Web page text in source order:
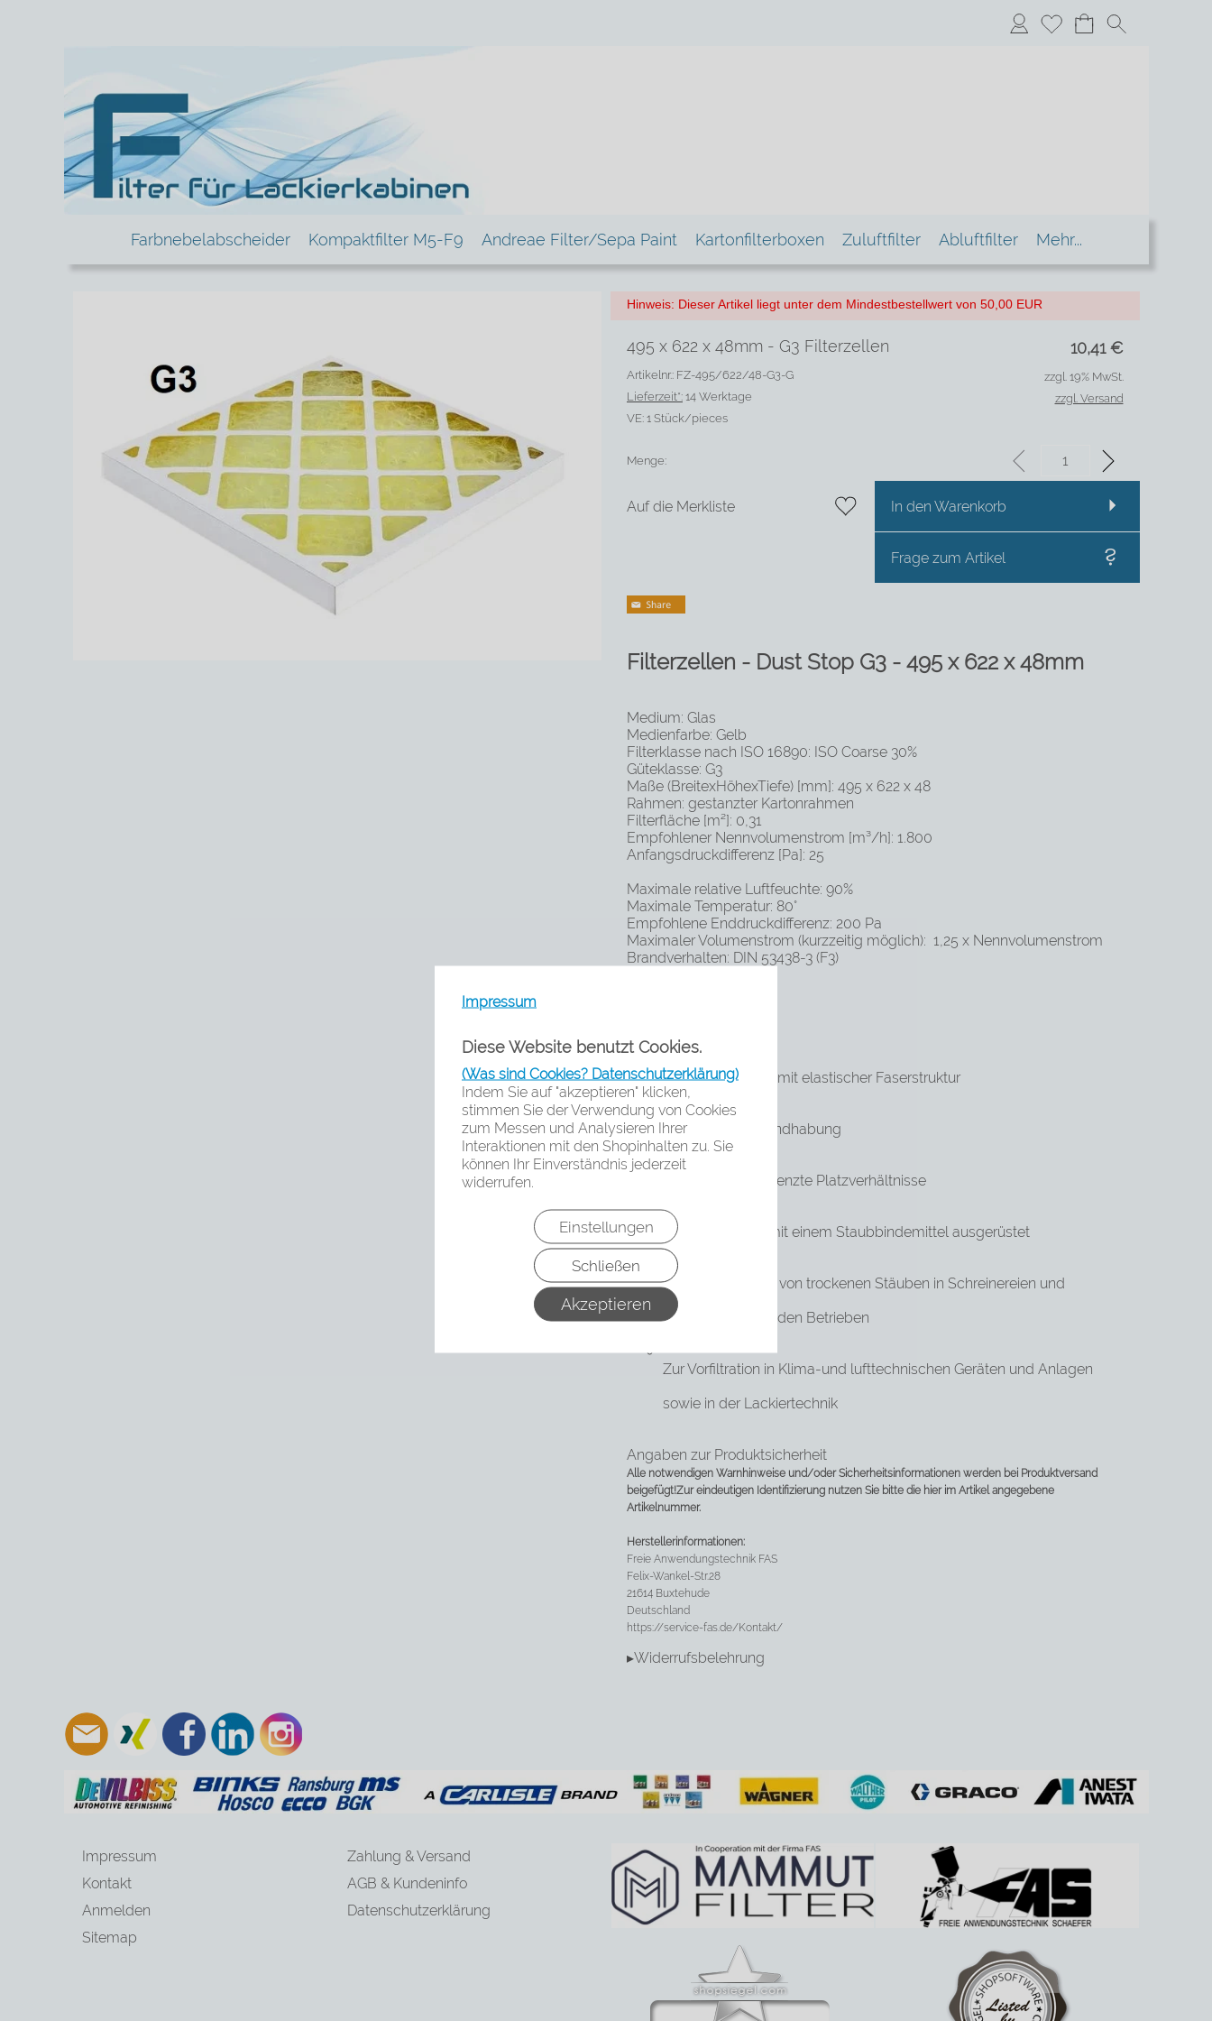
Impressum
Diese Website benutzt Cookies.
(Was sind Cookies? Datenschutzerklärung)
Indem Sie auf "akzeptieren" klicken,
stimmen Sie der Verwendung von Cookies
zum Messen und Analysieren Ihrer
Interaktionen mit den Shopinhalten zu. Sie
können Ihr Einverständnis jederzeit
widerrufen.
Einstellungen
Schließen
Akzeptieren
Farbnebelabscheider Kompaktfilter M5-F9 Andreae Filter/Sepa Paint Kartonfilterboxen Zuluftfilter Abluftfilter Mehr...
Hinweis: Dieser Artikel liegt unter dem Mindestbestellwert von 50,00 EUR
10,41€
495 x 622 x 48mm - G3 Filterzellen
Artikelnr.: FZ-495/622/48-G3-G
Lieferzeit*: 14 Werktage
VE: 1 Stück/pieces
zzgl. 19% MwSt.
zzgl. Versand
Menge:
Auf die Merkliste In den Warenkorb
Frage zum Artikel
Filterzellen - Dust Stop G3 - 495 x 622 x 48mm
Medium: Glas
Medienfarbe: Gelb
Filterklasse nach ISO 16890: ISO Coarse 30%
Güteklasse: G3
Maße (BreitexHöhexTiefe) [mm]: 495 x 622 x 48
Rahmen: gestanzter Kartonrahmen
Filterfläche [m²]: 0,31
Empfohlener Nennvolumenstrom [m³/h]: 1.800
Anfangsdruckdifferenz [Pa]: 25
Maximale relative Luftfeuchte: 90%
Maximale Temperatur: 80°
Empfohlene Enddruckdifferenz: 200 Pa
Maximaler Volumenstrom (kurzzeitig möglich): 1,25 x Nennvolumenstrom
Brandverhalten: DIN 53438-3 (F3)
Glasfasermedien mit elastischer Faserstruktur
Einfach in der Handhabung
Geeignet für begrenzte Platzverhältnisse
Das Medium ist mit einem Staubbindemittel ausgerüstet
Zur Abscheidung von trockenen Stäuben in Schreinereien und
metallverarbeitenden Betrieben
Zur Vorfiltration in Klima-und lufttechnischen Geräten und Anlagen
sowie in der Lackiertechnik
Angaben zur Produktsicherheit
Alle notwendigen Warnhinweise und/oder Sicherheitsinformationen werden bei Produktversand
beigefügt!Zur eindeutigen Identifizierung nutzen Sie bitte die hier im Artikel angegebene
Artikelnummer.
Herstellerinformationen:
Freie Anwendungstechnik FAS
Felix-Wankel-Str.28
21614 Buxtehude
Deutschland
https://service-fas.de/Kontakt/
▸Widerrufsbelehrung
Impressum
Kontakt
Anmelden
Sitemap
Zahlung & Versand
AGB & Kundeninfo
Datenschutzerklärung